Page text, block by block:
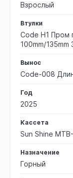
Взрослый
Втулки
Code H1 Пром
100mm/135mm
Вынос
Code-008
Год
2025
Кассета
Sun Shine
Назначение
Горный